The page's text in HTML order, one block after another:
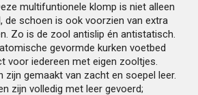
multifuntionele klomp is niet alleen
schoen is ook voorzien van extra
Zo is de zool antislip én antistatisch.
gevormde kurken voetbed
voor iedereen met eigen zooltjes.
zijn gemaakt van zacht en soepel leer.
zijn volledig met leer gevoerd;